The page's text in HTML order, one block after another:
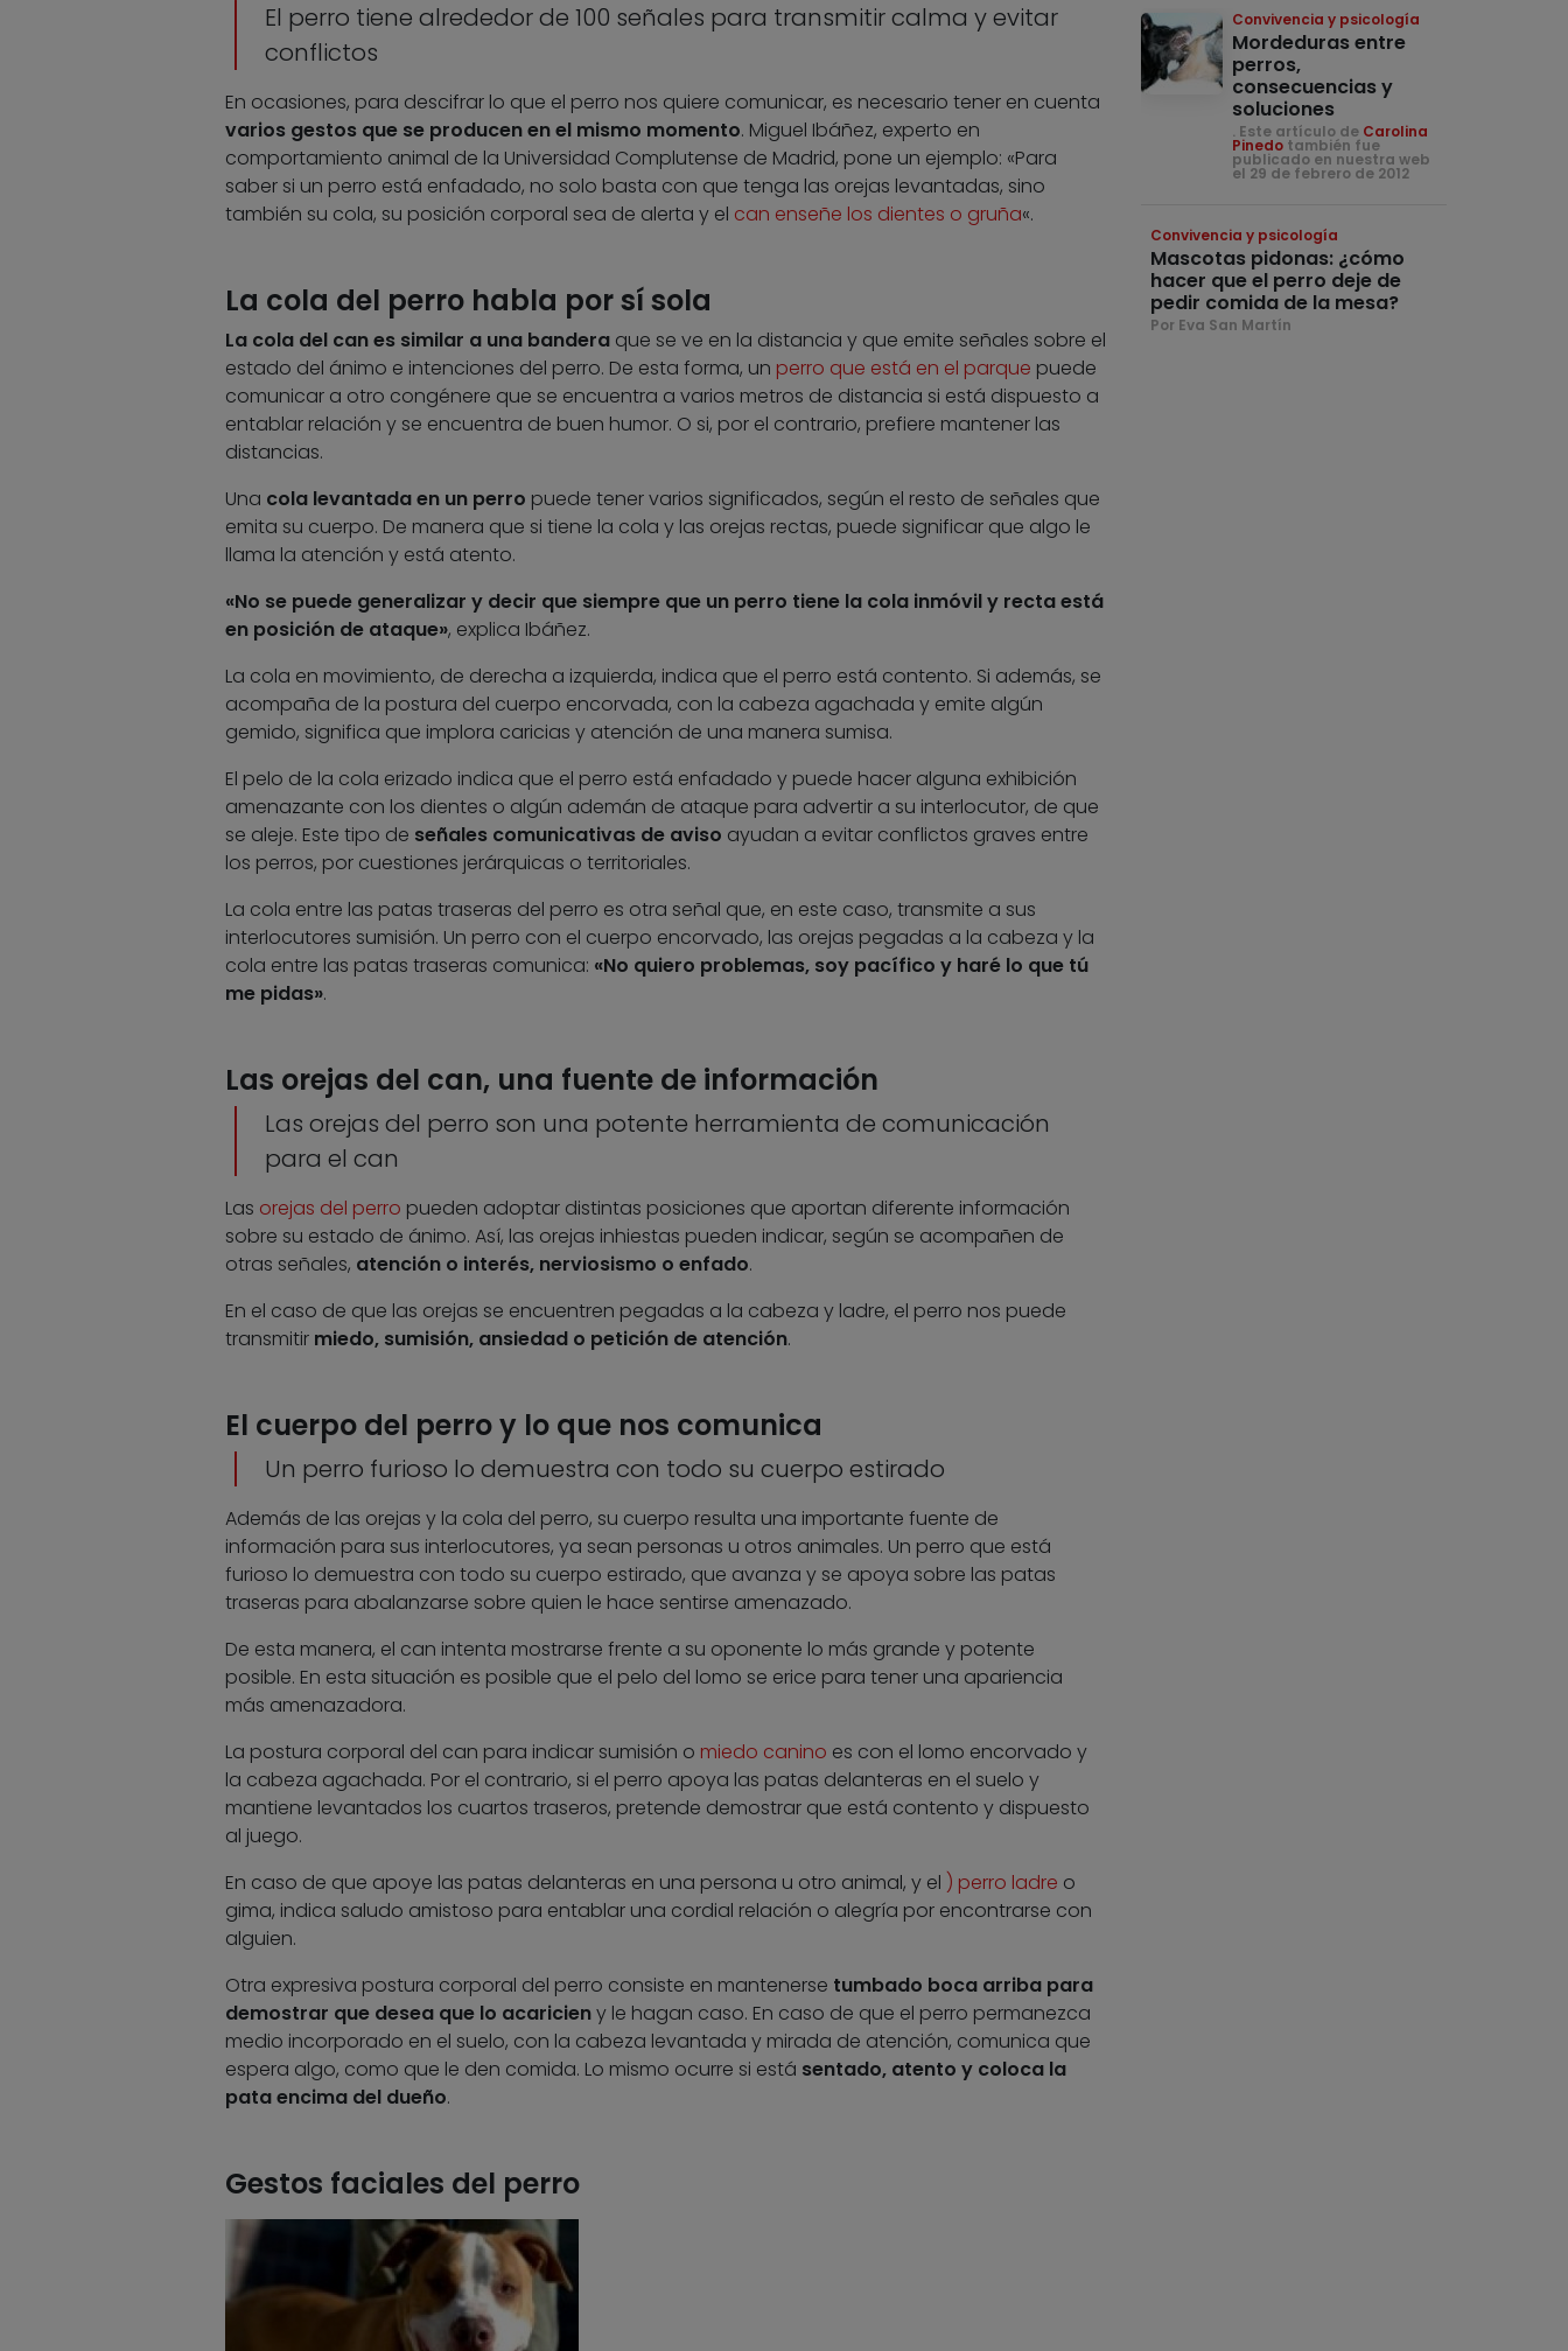
El perro tiene alrededor de 100 señales para transmitir calma y evitar
conflictos
En ocasiones, para descifrar lo que el perro nos quiere comunicar, es necesario tener en cuenta
varios gestos que se producen en el mismo momento. Miguel Ibáñez, experto en
comportamiento animal de la Universidad Complutense de Madrid, pone un ejemplo: «Para
saber si un perro está enfadado, no solo basta con que tenga las orejas levantadas, sino
también su cola, su posición corporal sea de alerta y el can enseñe los dientes o gruña«.
La cola del perro habla por sí sola
La cola del can es similar a una banderaque se ve en la distancia y que emite señales sobre el
estado del ánimo e intenciones del perro. De esta forma, un perro que está en el parque puede
comunicar a otro congénere que se encuentra a varios metros de distancia si está dispuesto a
entablar relación y se encuentra de buen humor. O si, por el contrario, prefiere mantener las
distancias.
Una cola levantada en un perro puede tener varios significados, según el resto de señales que
emita su cuerpo. De manera que si tiene la cola y las orejas rectas, puede significar que algo le
llama la atención y está atento.
«No se puede generalizar y decir que siempre que un perro tiene la cola inmóvil y recta está
en posición de ataque», explica Ibáñez.
La cola en movimiento, de derecha a izquierda, indica que el perro está contento. Si además, se
acompaña de la postura del cuerpo encorvada, con la cabeza agachada y emite algún
gemido, significa que implora caricias y atención de una manera sumisa.
El pelo de la cola erizado indica que el perro está enfadado y puede hacer alguna exhibición
amenazante con los dientes o algún ademán de ataque para advertir a su interlocutor, de que
se aleje. Este tipo de señales comunicativas de aviso ayudan a evitar conflictos graves entre
los perros, por cuestiones jerárquicas o territoriales.
La cola entre las patas traseras del perro es otra señal que, en este caso, transmite a sus
interlocutores sumisión. Un perro con el cuerpo encorvado, las orejas pegadas a la cabeza y la
cola entre las patas traseras comunica: «No quiero problemas, soy pacífico y haré lo que tú
me pidas».
Las orejas del can, una fuente de información
Las orejas del perro son una potente herramienta de comunicación
para el can
Las orejas del perro pueden adoptar distintas posiciones que aportan diferente información
sobre su estado de ánimo. Así, las orejas inhiestas pueden indicar, según se acompañen de
otras señales, atención o interés, nerviosismo o enfado.
En el caso de que las orejas se encuentren pegadas a la cabeza y ladre, el perro nos puede
transmitir miedo, sumisión, ansiedad o petición de atención.
El cuerpo del perro y lo que nos comunica
Un perro furioso lo demuestra con todo su cuerpo estirado
Además de las orejas y la cola del perro, su cuerpo resulta una importante fuente de
información para sus interlocutores, ya sean personas u otros animales. Un perro que está
furioso lo demuestra con todo su cuerpo estirado, que avanza y se apoya sobre las patas
traseras para abalanzarse sobre quien le hace sentirse amenazado.
De esta manera, el can intenta mostrarse frente a su oponente lo más grande y potente
posible. En esta situación es posible que el pelo del lomo se erice para tener una apariencia
más amenazadora.
La postura corporal del can para indicar sumisión o miedo canino es con el lomo encorvado y
la cabeza agachada. Por el contrario, si el perro apoya las patas delanteras en el suelo y
mantiene levantados los cuartos traseros, pretende demostrar que está contento y dispuesto
al juego.
En caso de que apoye las patas delanteras en una persona u otro animal, y el ) perro ladre o
gima, indica saludo amistoso para entablar una cordial relación o alegría por encontrarse con
alguien.
Otra expresiva postura corporal del perro consiste en mantenerse tumbado boca arriba para
demostrar que desea que lo acaricieny le hagan caso. En caso de que el perro permanezca
medio incorporado en el suelo, con la cabeza levantada y mirada de atención, comunica que
espera algo, como que le den comida. Lo mismo ocurre si está sentado, atento y coloca la
pata encima del dueño.
Gestos faciales del perro
Convivencia y psicología
Mordeduras entre
perros,
consecuencias y
soluciones
. Este artículo de Carolina
Pinedo también fue
publicado en nuestra web
el 29 de febrero de 2012
Convivencia y psicología
Mascotas pidonas: ¿cómo
hacer que el perro deje de
pedir comida de la mesa?
Por Eva San Martín